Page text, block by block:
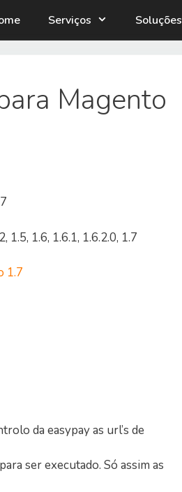
Serviços Soluções
Magento
1.5, 1.6, 1.6.1, 1.6.2.0, 1.7
1.7
da easypay as url’s de
ser executado. Só assim as